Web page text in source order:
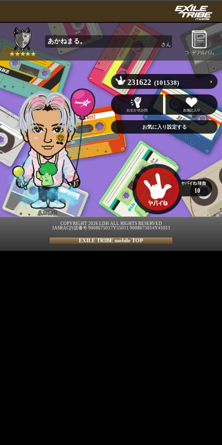
あかねまる。 さん
八木勇征
231622 (101538)
10
COPYRIGHT 2026 LDH ALL RIGHTS RESERVED
JASRAC許諾番号 9008675017Y55011 9008675014Y41011
EXILE TRIBE mobile TOP